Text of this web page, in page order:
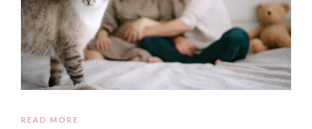
READ MORE